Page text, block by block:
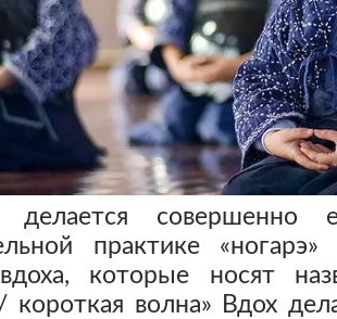
делается совершенно
практике
которые носят
короткая волна» Вдох